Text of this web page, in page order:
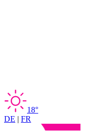
18°
DE | FR